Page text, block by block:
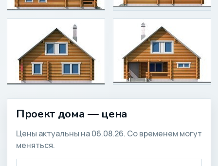
Проект дома — цена
Цены актуальны на 06.08.26. Со временем могут
меняться.